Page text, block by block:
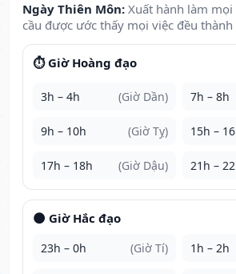
Ngày Thiên Môn: Xuất hành làm mọi
cầu được ước thấy mọi việc đều thành
⏱️ Giờ Hoàng đạo
3h – 4h (Giờ Dần) 7h – 8h
9h – 10h (Giờ Tỵ) 15h –
17h – 18h (Giờ Dậu) 21h –
🌑 Giờ Hắc đạo
23h – 0h (Giờ Tí) 1h – 2h